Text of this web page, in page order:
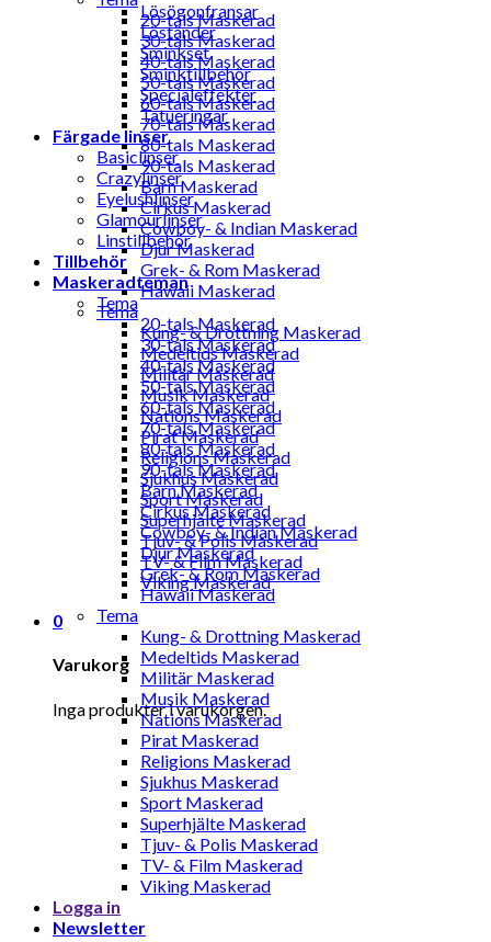
20-tals Maskerad
30-tals Maskerad
40-tals Maskerad
50-tals Maskerad
60-tals Maskerad
70-tals Maskerad
80-tals Maskerad
90-tals Maskerad
Barn Maskerad
Cirkus Maskerad
Cowboy- & Indian Maskerad
Djur Maskerad
Grek- & Rom Maskerad
Hawaii Maskerad
Tema
Kung- & Drottning Maskerad
Medeltids Maskerad
Militär Maskerad
Musik Maskerad
Nations Maskerad
Pirat Maskerad
Religions Maskerad
Sjukhus Maskerad
Sport Maskerad
Superhjälte Maskerad
Tjuv- & Polis Maskerad
TV- & Film Maskerad
Viking Maskerad
0
Varukorg
Inga produkter i varukorgen.
Lösögonfransar
Löständer
Sminkset
Sminktillbehör
Specialeffekter
Tatueringar
Färgade linser
Basiclinser
Crazylinser
Eyelushlinser
Glamourlinser
Linstillbehör
Tillbehör
Maskeradteman
Tema
20-tals Maskerad
30-tals Maskerad
40-tals Maskerad
50-tals Maskerad
60-tals Maskerad
70-tals Maskerad
80-tals Maskerad
90-tals Maskerad
Barn Maskerad
Cirkus Maskerad
Cowboy- & Indian Maskerad
Djur Maskerad
Grek- & Rom Maskerad
Hawaii Maskerad
Tema
Kung- & Drottning Maskerad
Medeltids Maskerad
Militär Maskerad
Musik Maskerad
Nations Maskerad
Pirat Maskerad
Religions Maskerad
Sjukhus Maskerad
Sport Maskerad
Superhjälte Maskerad
Tjuv- & Polis Maskerad
TV- & Film Maskerad
Viking Maskerad
Logga in
Newsletter